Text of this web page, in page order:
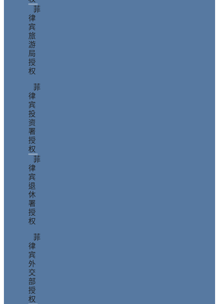
菲
律
宾
旅
游
局
授
权
菲
律
宾
投
资
署
授
权
菲
律
宾
退
休
署
授
权
菲
律
宾
外
交
部
授
权